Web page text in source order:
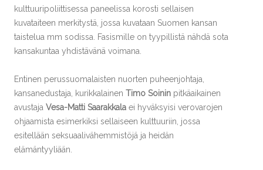
kulttuuripoliittisessa paneelissa korosti sellaisen
kuvataiteen merkitystä, jossa kuvataan Suomen kansan
taistelua mm sodissa. Fasismille on tyypillistä nähdä sota
kansakuntaa yhdistävänä voimana.
Entinen perussuomalaisten nuorten puheenjohtaja,
kansanedustaja, kurikkalainen Timo Soinin pitkäaikainen
avustaja Vesa-Matti Saarakkala ei hyväksyisi verovarojen
ohjaamista esimerkiksi sellaiseen kulttuuriin, jossa
esitellään seksuaalivähemmistöjä ja heidän
elämäntyyliään.